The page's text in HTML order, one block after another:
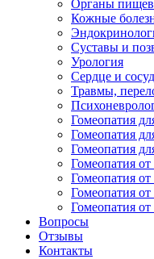
Органы
Кожные
Суставы и
Урология
Сердце и
Травмы,
Гомеопатия
Гомеопатия
Гомеопатия
Гомеопатия от
Гомеопатия от
Гомеопатия
Гомеопатия от
Вопросы
Отзывы
Контакты